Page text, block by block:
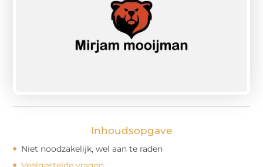
Inhoudsopgave
Niet noodzakelijk, wel aan te raden